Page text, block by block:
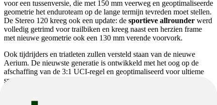
voor een tussenversie, die met 150 mm veerweg en geoptimaliseerde
geometrie het enduroteam op de lange termijn tevreden moet stellen.
De Stereo 120 kreeg ook een update: de sportieve allrounder werd
volledig getrimd voor trailbiken en kreeg naast een herzien frame
met nieuwe geometrie ook een 130 mm verende voorvork.
Ook tijdrijders en triatleten zullen versteld staan van de nieuwe
Aerium. De nieuwste generatie is ontwikkeld met het oog op de
afschaffing van de 3:1 UCI-regel en geoptimaliseerd voor ultieme
snelheid door een bijna perfecte aerodynamica. Hiervoor is het